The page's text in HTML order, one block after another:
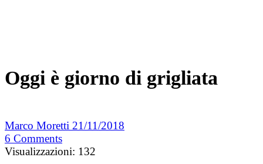
Oggi è giorno di grigliata
Marco Moretti 21/11/2018
6 Comments
Visualizzazioni: 132